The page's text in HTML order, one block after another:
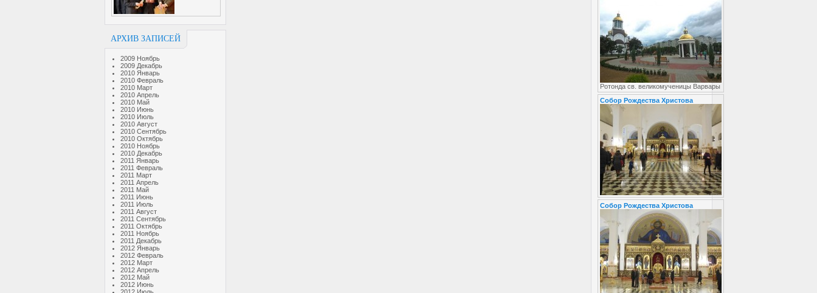
АРХИВ ЗАПИСЕЙ
2009 Ноябрь
2009 Декабрь
2010 Январь
2010 Февраль
2010 Март
2010 Апрель
2010 Май
2010 Июнь
2010 Июль
2010 Август
2010 Сентябрь
2010 Октябрь
2010 Ноябрь
2010 Декабрь
2011 Январь
2011 Февраль
2011 Март
2011 Апрель
2011 Май
2011 Июнь
2011 Июль
2011 Август
2011 Сентябрь
2011 Октябрь
2011 Ноябрь
2011 Декабрь
2012 Январь
2012 Февраль
2012 Март
2012 Апрель
2012 Май
2012 Июнь
Ротонда св. великомученицы Варвары
Собор Рождества Христова
Собор Рождества Христова